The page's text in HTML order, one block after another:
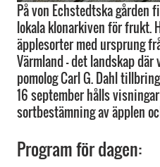
På von Echstedtska gården
lokala klonarkiven för frukt.
äpplesorter med ursprung
Värmland – det landskap
pomolog Carl G. Dahl
16 september hålls
sortbestämning av äpplen
Program för dagen: